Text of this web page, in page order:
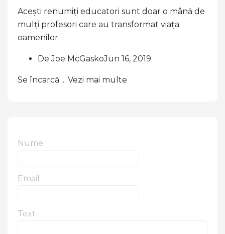
Acești renumiți educatori sunt doar o mână de
mulți profesori care au transformat viața
oamenilor.
De Joe McGaskoJun 16, 2019
Se încarcă ... Vezi mai multe
Nume
Email
Text